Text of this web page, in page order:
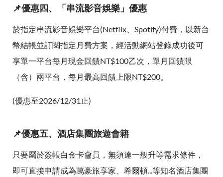
📌優惠四、「串流影音娛樂」優惠
於指定串流影音娛樂平台(Netflix、Spotify)付費，以新台
幣結帳並訂閱指定月費方案，經活動網站登錄成功後可
享單一平台每月現金回饋NT$100乙次，單月回饋限
（含）兩平台，每月最高回饋上限NT$200。
(優惠至2026/12/31止)
📌優惠五、酒店集團旅遊會籍
只要屬於簽帳白金卡會員，無須達一般升等需求條件，
即可直接申請成為萬豪旅享家、希爾頓...等知名酒店集團